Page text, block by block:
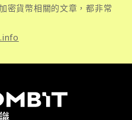
密貨幣相關的文章，都非常